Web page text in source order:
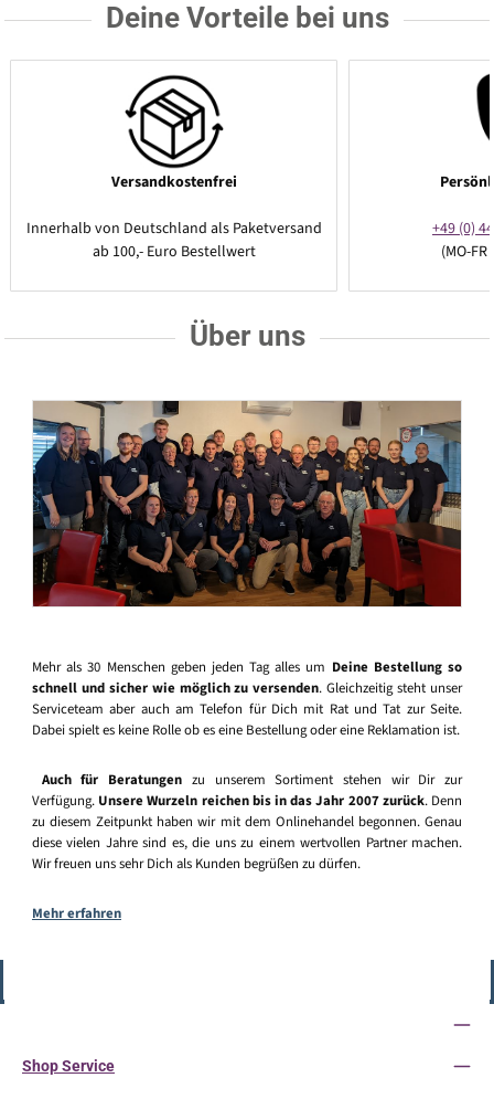
Deine Vorteile bei uns
Versandkostenfrei
Innerhalb von Deutschland als Paketversand
ab 100,- Euro Bestellwert
+49 (0)
(MO-
Über uns
Mehr als 30 Menschen geben jeden Tag alles um Deine Bestellung so
schnell und sicher wie möglich zu versenden. Gleichzeitig steht unser
Serviceteam aber auch am Telefon für Dich mit Rat und Tat zur Seite.
Dabei spielt es keine Rolle ob es eine Bestellung oder eine Reklamation ist.
Auch für Beratungen zu unserem Sortiment stehen wir Dir zur
Verfügung. Unsere Wurzeln reichen bis in das Jahr 2007 zurück. Denn
zu diesem Zeitpunkt haben wir mit dem Onlinehandel begonnen. Genau
diese vielen Jahre sind es, die uns zu einem wertvollen Partner machen.
Wir freuen uns sehr Dich als Kunden begrüßen zu dürfen.
Mehr erfahren
Shop Service